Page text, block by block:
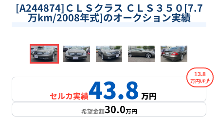
[A244874]ＣＬＳクラス ＣＬＳ３５０[7.7
万km/2008年式]のオークション実績
1/18
セルカ実績43.8万円
13.8
万円
希望金額30.0万円